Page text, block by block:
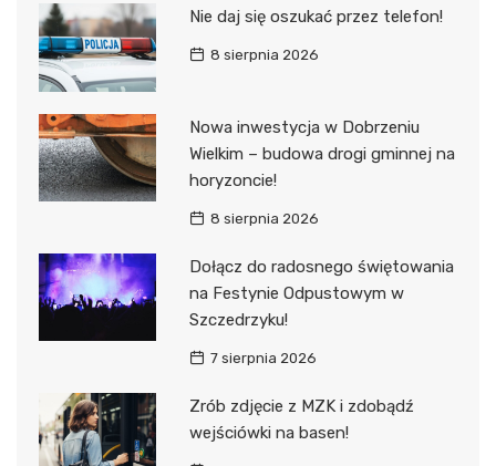
Nie daj się oszukać przez telefon!
8 sierpnia 2026
Nowa inwestycja w Dobrzeniu
Wielkim – budowa drogi gminnej na
horyzoncie!
8 sierpnia 2026
Dołącz do radosnego świętowania
na Festynie Odpustowym w
Szczedrzyku!
7 sierpnia 2026
Zrób zdjęcie z MZK i zdobądź
wejściówki na basen!